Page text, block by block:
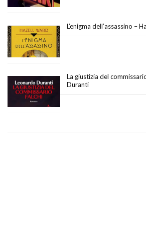
L’enigma dell’assassino –
La giustizia del
Duranti